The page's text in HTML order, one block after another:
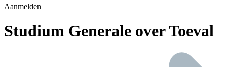
Aanmelden
Studium Generale over Toeval